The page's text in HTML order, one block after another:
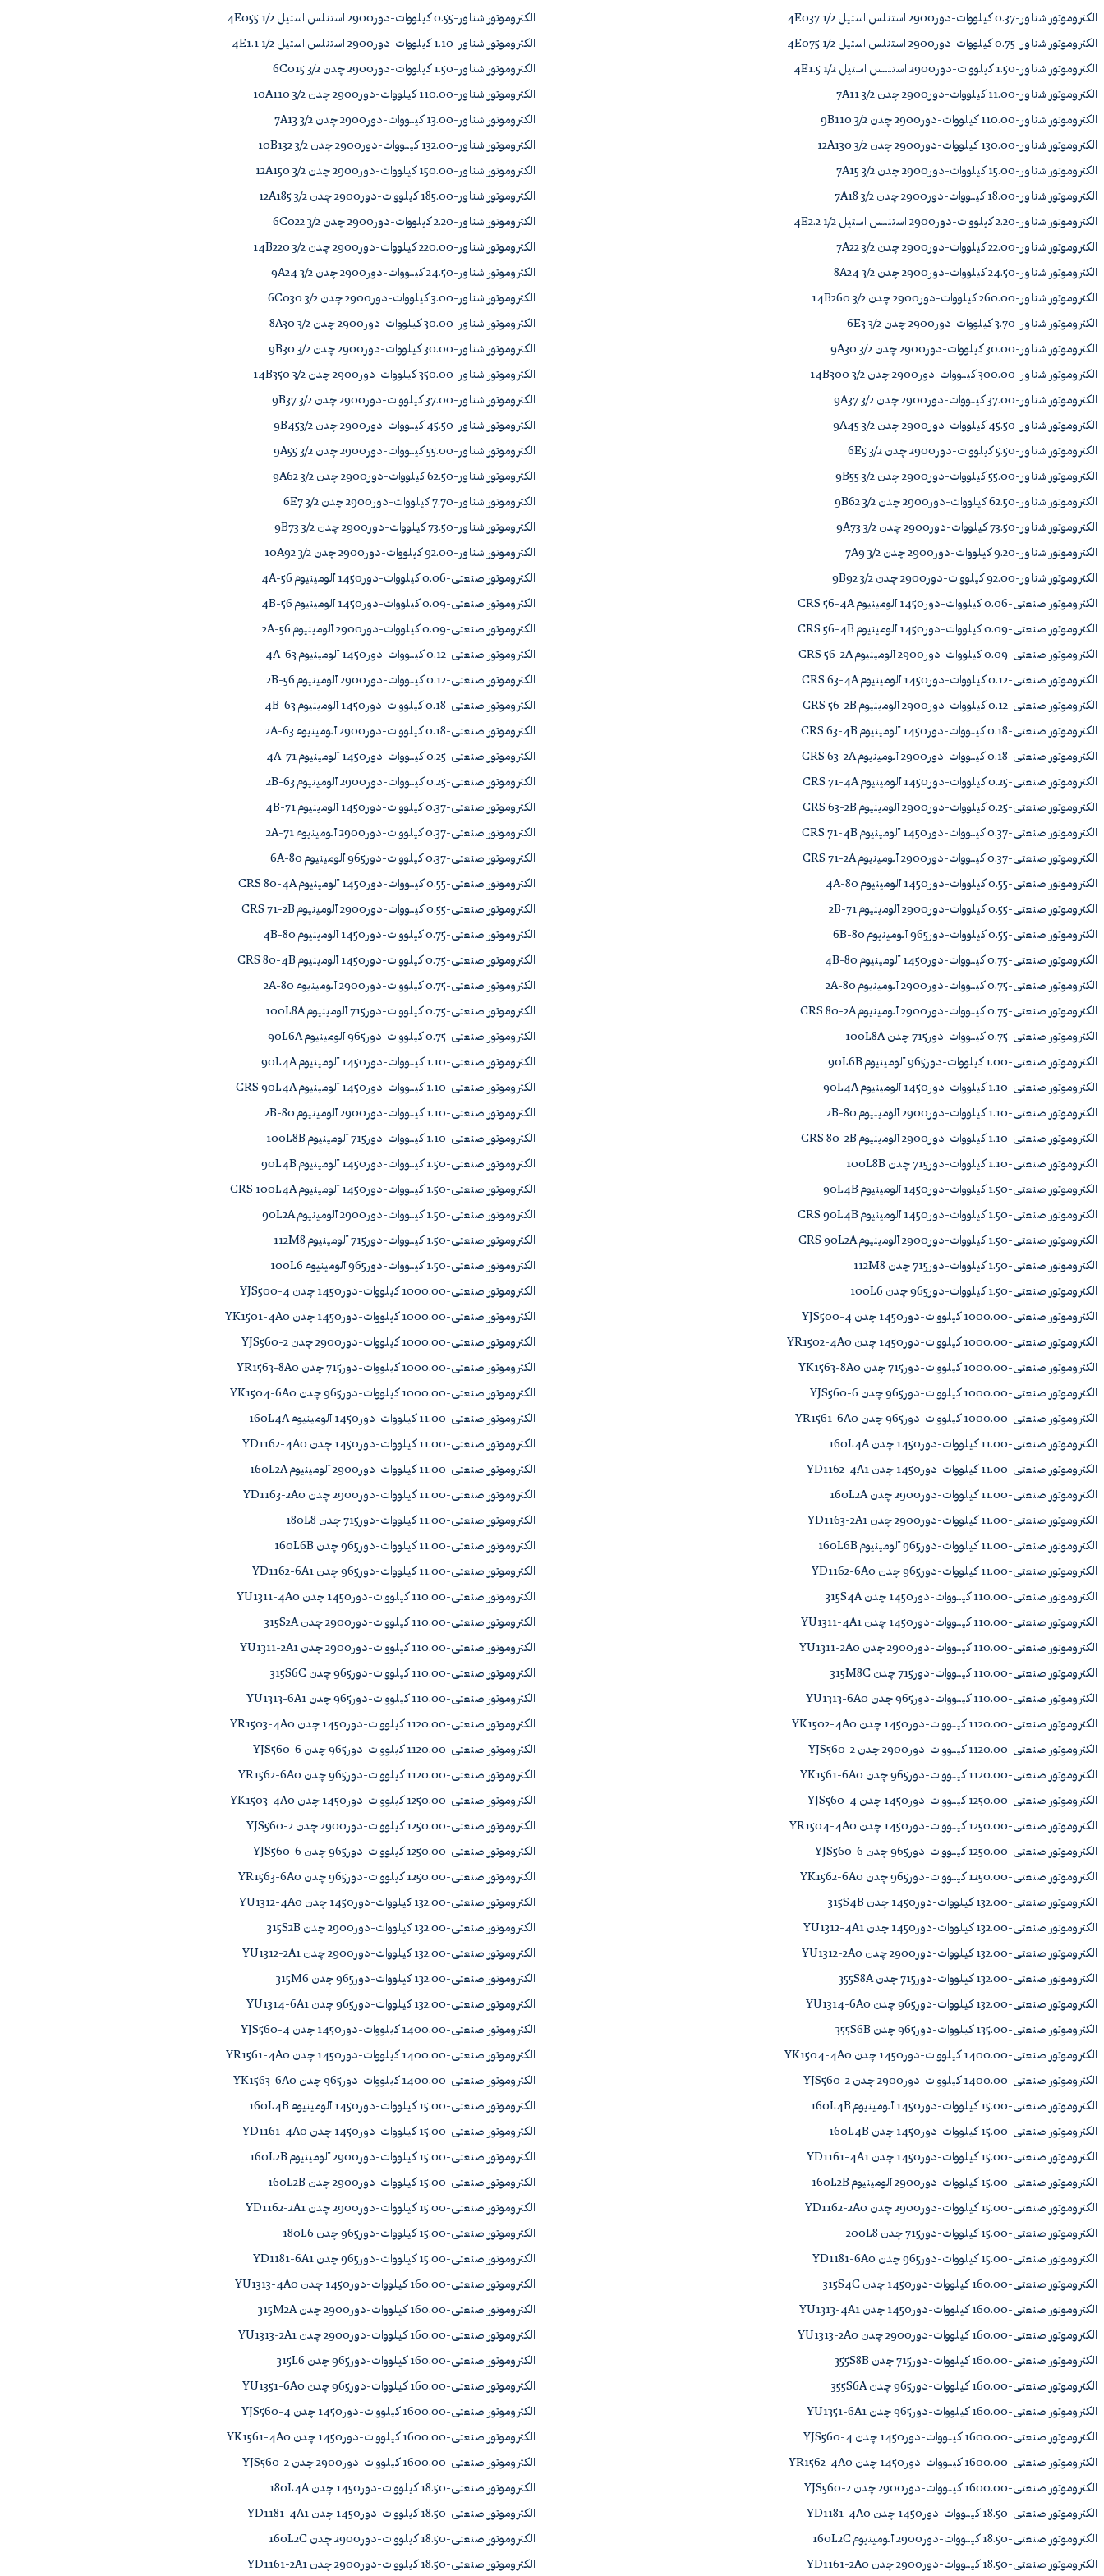
الکتروموتور شناور-0.37 کیلووات-دور2900 استنلس استیل 4E037 1/2 الکتروموتور شناور-0.55 کیلووات-دور2900 استنلس استیل 4E055 1/2
الکتروموتور شناور-0.75 کیلووات-دور2900 استنلس استیل 4E075 1/2 الکتروموتور شناور-1.10 کیلووات-دور2900 استنلس استیل 4E1.1 1/2
الکتروموتور شناور-1.50 کیلووات-دور2900 استنلس استیل 4E1.5 1/2 الکتروموتور شناور-1.50 کیلووات-دور2900 چدن 6C015 3/2
الکتروموتور شناور-11.00 کیلووات-دور2900 چدن 7A11 3/2 الکتروموتور شناور-110.00 کیلووات-دور2900 چدن 10A110 3/2
الکتروموتور شناور-110.00 کیلووات-دور2900 چدن 9B110 3/2 الکتروموتور شناور-13.00 کیلووات-دور2900 چدن 7A13 3/2
الکتروموتور شناور-130.00 کیلووات-دور2900 چدن 12A130 3/2 الکتروموتور شناور-132.00 کیلووات-دور2900 چدن 10B132 3/2
الکتروموتور شناور-15.00 کیلووات-دور2900 چدن 7A15 3/2 الکتروموتور شناور-150.00 کیلووات-دور2900 چدن 12A150 3/2
الکتروموتور شناور-18.00 کیلووات-دور2900 چدن 7A18 3/2 الکتروموتور شناور-185.00 کیلووات-دور2900 چدن 12A185 3/2
الکتروموتور شناور-2.20 کیلووات-دور2900 استنلس استیل 4E2.2 1/2 الکتروموتور شناور-2.20 کیلووات-دور2900 چدن 6C022 3/2
الکتروموتور شناور-22.00 کیلووات-دور2900 چدن 7A22 3/2 الکتروموتور شناور-220.00 کیلووات-دور2900 چدن 14B220 3/2
الکتروموتور شناور-24.50 کیلووات-دور2900 چدن 8A24 3/2 الکتروموتور شناور-24.50 کیلووات-دور2900 چدن 9A24 3/2
الکتروموتور شناور-260.00 کیلووات-دور2900 چدن 14B260 3/2 الکتروموتور شناور-3.00 کیلووات-دور2900 چدن 6C030 3/2
الکتروموتور شناور-3.70 کیلووات-دور2900 چدن 6E3 3/2 الکتروموتور شناور-30.00 کیلووات-دور2900 چدن 8A30 3/2
الکتروموتور شناور-30.00 کیلووات-دور2900 چدن 9A30 3/2 الکتروموتور شناور-30.00 کیلووات-دور2900 چدن 9B30 3/2
الکتروموتور شناور-300.00 کیلووات-دور2900 چدن 14B300 3/2 الکتروموتور شناور-350.00 کیلووات-دور2900 چدن 14B350 3/2
الکتروموتور شناور-37.00 کیلووات-دور2900 چدن 9A37 3/2 الکتروموتور شناور-37.00 کیلووات-دور2900 چدن 9B37 3/2
الکتروموتور شناور-45.50 کیلووات-دور2900 چدن 9A45 3/2 الکتروموتور شناور-45.50 کیلووات-دور2900 چدن 9B453/2
الکتروموتور شناور-5.50 کیلووات-دور2900 چدن 6E5 3/2 الکتروموتور شناور-55.00 کیلووات-دور2900 چدن 9A55 3/2
الکتروموتور شناور-55.00 کیلووات-دور2900 چدن 9B55 3/2 الکتروموتور شناور-62.50 کیلووات-دور2900 چدن 9A62 3/2
الکتروموتور شناور-62.50 کیلووات-دور2900 چدن 9B62 3/2 الکتروموتور شناور-7.70 کیلووات-دور2900 چدن 6E7 3/2
الکتروموتور شناور-73.50 کیلووات-دور2900 چدن 9A73 3/2 الکتروموتور شناور-73.50 کیلووات-دور2900 چدن 9B73 3/2
الکتروموتور شناور-9.20 کیلووات-دور2900 چدن 7A9 3/2 الکتروموتور شناور-92.00 کیلووات-دور2900 چدن 10A92 3/2
الکتروموتور شناور-92.00 کیلووات-دور2900 چدن 9B92 3/2 الکتروموتور صنعتی-0.06 کیلووات-دور1450 آلومینیوم 56-4A
الکتروموتور صنعتی-0.06 کیلووات-دور1450 آلومینیوم CRS 56-4A الکتروموتور صنعتی-0.09 کیلووات-دور1450 آلومینیوم 56-4B
الکتروموتور صنعتی-0.09 کیلووات-دور1450 آلومینیوم CRS 56-4B الکتروموتور صنعتی-0.09 کیلووات-دور2900 آلومینیوم 56-2A
الکتروموتور صنعتی-0.09 کیلووات-دور2900 آلومینیوم CRS 56-2A الکتروموتور صنعتی-0.12 کیلووات-دور1450 آلومینیوم 63-4A
الکتروموتور صنعتی-0.12 کیلووات-دور1450 آلومینیوم CRS 63-4A الکتروموتور صنعتی-0.12 کیلووات-دور2900 آلومینیوم 56-2B
الکتروموتور صنعتی-0.12 کیلووات-دور2900 آلومینیوم CRS 56-2B الکتروموتور صنعتی-0.18 کیلووات-دور1450 آلومینیوم 63-4B
الکتروموتور صنعتی-0.18 کیلووات-دور1450 آلومینیوم CRS 63-4B الکتروموتور صنعتی-0.18 کیلووات-دور2900 آلومینیوم 63-2A
الکتروموتور صنعتی-0.18 کیلووات-دور2900 آلومینیوم CRS 63-2A الکتروموتور صنعتی-0.25 کیلووات-دور1450 آلومینیوم 71-4A
الکتروموتور صنعتی-0.25 کیلووات-دور1450 آلومینیوم CRS 71-4A الکتروموتور صنعتی-0.25 کیلووات-دور2900 آلومینیوم 63-2B
الکتروموتور صنعتی-0.25 کیلووات-دور2900 آلومینیوم CRS 63-2B الکتروموتور صنعتی-0.37 کیلووات-دور1450 آلومینیوم 71-4B
الکتروموتور صنعتی-0.37 کیلووات-دور1450 آلومینیوم CRS 71-4B الکتروموتور صنعتی-0.37 کیلووات-دور2900 آلومینیوم 71-2A
الکتروموتور صنعتی-0.37 کیلووات-دور2900 آلومینیوم CRS 71-2A الکتروموتور صنعتی-0.37 کیلووات-دور965 آلومینیوم 80-6A
الکتروموتور صنعتی-0.55 کیلووات-دور1450 آلومینیوم 80-4A الکتروموتور صنعتی-0.55 کیلووات-دور1450 آلومینیوم CRS 80-4A
الکتروموتور صنعتی-0.55 کیلووات-دور2900 آلومینیوم 71-2B الکتروموتور صنعتی-0.55 کیلووات-دور2900 آلومینیوم CRS 71-2B
الکتروموتور صنعتی-0.55 کیلووات-دور965 آلومینیوم 80-6B الکتروموتور صنعتی-0.75 کیلووات-دور1450 آلومینیوم 80-4B
الکتروموتور صنعتی-0.75 کیلووات-دور1450 آلومینیوم 80-4B الکتروموتور صنعتی-0.75 کیلووات-دور1450 آلومینیوم CRS 80-4B
الکتروموتور صنعتی-0.75 کیلووات-دور2900 آلومینیوم 80-2A الکتروموتور صنعتی-0.75 کیلووات-دور2900 آلومینیوم 80-2A
الکتروموتور صنعتی-0.75 کیلووات-دور2900 آلومینیوم CRS 80-2A الکتروموتور صنعتی-0.75 کیلووات-دور715 آلومینیوم 100L8A
الکتروموتور صنعتی-0.75 کیلووات-دور715 چدن 100L8A الکتروموتور صنعتی-0.75 کیلووات-دور965 آلومینیوم 90L6A
الکتروموتور صنعتی-1.00 کیلووات-دور965 آلومینیوم 90L6B الکتروموتور صنعتی-1.10 کیلووات-دور1450 آلومینیوم 90L4A
الکتروموتور صنعتی-1.10 کیلووات-دور1450 آلومینیوم 90L4A الکتروموتور صنعتی-1.10 کیلووات-دور1450 آلومینیوم CRS 90L4A
الکتروموتور صنعتی-1.10 کیلووات-دور2900 آلومینیوم 80-2B الکتروموتور صنعتی-1.10 کیلووات-دور2900 آلومینیوم 80-2B
الکتروموتور صنعتی-1.10 کیلووات-دور2900 آلومینیوم CRS 80-2B الکتروموتور صنعتی-1.10 کیلووات-دور715 آلومینیوم 100L8B
الکتروموتور صنعتی-1.10 کیلووات-دور715 چدن 100L8B الکتروموتور صنعتی-1.50 کیلووات-دور1450 آلومینیوم 90L4B
الکتروموتور صنعتی-1.50 کیلووات-دور1450 آلومینیوم 90L4B الکتروموتور صنعتی-1.50 کیلووات-دور1450 آلومینیوم CRS 100L4A
الکتروموتور صنعتی-1.50 کیلووات-دور1450 آلومینیوم CRS 90L4B الکتروموتور صنعتی-1.50 کیلووات-دور2900 آلومینیوم 90L2A
الکتروموتور صنعتی-1.50 کیلووات-دور2900 آلومینیوم CRS 90L2A الکتروموتور صنعتی-1.50 کیلووات-دور715 آلومینیوم 112M8
الکتروموتور صنعتی-1.50 کیلووات-دور715 چدن 112M8 الکتروموتور صنعتی-1.50 کیلووات-دور965 آلومینیوم 100L6
الکتروموتور صنعتی-1.50 کیلووات-دور965 چدن 100L6 الکتروموتور صنعتی-1000.00 کیلووات-دور1450 چدن YJS500-4
الکتروموتور صنعتی-1000.00 کیلووات-دور1450 چدن YJS500-4 الکتروموتور صنعتی-1000.00 کیلووات-دور1450 چدن YK1501-4A0
الکتروموتور صنعتی-1000.00 کیلووات-دور1450 چدن YR1502-4A0 الکتروموتور صنعتی-1000.00 کیلووات-دور2900 چدن YJS560-2
الکتروموتور صنعتی-1000.00 کیلووات-دور715 چدن YK1563-8A0 الکتروموتور صنعتی-1000.00 کیلووات-دور715 چدن YR1563-8A0
الکتروموتور صنعتی-1000.00 کیلووات-دور965 چدن YJS560-6 الکتروموتور صنعتی-1000.00 کیلووات-دور965 چدن YK1504-6A0
الکتروموتور صنعتی-1000.00 کیلووات-دور965 چدن YR1561-6A0 الکتروموتور صنعتی-11.00 کیلووات-دور1450 آلومینیوم 160L4A
الکتروموتور صنعتی-11.00 کیلووات-دور1450 چدن 160L4A الکتروموتور صنعتی-11.00 کیلووات-دور1450 چدن YD1162-4A0
الکتروموتور صنعتی-11.00 کیلووات-دور1450 چدن YD1162-4A1 الکتروموتور صنعتی-11.00 کیلووات-دور2900 آلومینیوم 160L2A
الکتروموتور صنعتی-11.00 کیلووات-دور2900 چدن 160L2A الکتروموتور صنعتی-11.00 کیلووات-دور2900 چدن YD1163-2A0
الکتروموتور صنعتی-11.00 کیلووات-دور2900 چدن YD1163-2A1 الکتروموتور صنعتی-11.00 کیلووات-دور715 چدن 180L8
الکتروموتور صنعتی-11.00 کیلووات-دور965 آلومینیوم 160L6B الکتروموتور صنعتی-11.00 کیلووات-دور965 چدن 160L6B
الکتروموتور صنعتی-11.00 کیلووات-دور965 چدن YD1162-6A0 الکتروموتور صنعتی-11.00 کیلووات-دور965 چدن YD1162-6A1
الکتروموتور صنعتی-110.00 کیلووات-دور1450 چدن 315S4A الکتروموتور صنعتی-110.00 کیلووات-دور1450 چدن YU1311-4A0
الکتروموتور صنعتی-110.00 کیلووات-دور1450 چدن YU1311-4A1 الکتروموتور صنعتی-110.00 کیلووات-دور2900 چدن 315S2A
الکتروموتور صنعتی-110.00 کیلووات-دور2900 چدن YU1311-2A0 الکتروموتور صنعتی-110.00 کیلووات-دور2900 چدن YU1311-2A1
الکتروموتور صنعتی-110.00 کیلووات-دور715 چدن 315M8C الکتروموتور صنعتی-110.00 کیلووات-دور965 چدن 315S6C
الکتروموتور صنعتی-110.00 کیلووات-دور965 چدن YU1313-6A0 الکتروموتور صنعتی-110.00 کیلووات-دور965 چدن YU1313-6A1
الکتروموتور صنعتی-1120.00 کیلووات-دور1450 چدن YK1502-4A0 الکتروموتور صنعتی-1120.00 کیلووات-دور1450 چدن YR1503-4A0
الکتروموتور صنعتی-1120.00 کیلووات-دور2900 چدن YJS560-2 الکتروموتور صنعتی-1120.00 کیلووات-دور965 چدن YJS560-6
الکتروموتور صنعتی-1120.00 کیلووات-دور965 چدن YK1561-6A0 الکتروموتور صنعتی-1120.00 کیلووات-دور965 چدن YR1562-6A0
الکتروموتور صنعتی-1250.00 کیلووات-دور1450 چدن YJS560-4 الکتروموتور صنعتی-1250.00 کیلووات-دور1450 چدن YK1503-4A0
الکتروموتور صنعتی-1250.00 کیلووات-دور1450 چدن YR1504-4A0 الکتروموتور صنعتی-1250.00 کیلووات-دور2900 چدن YJS560-2
الکتروموتور صنعتی-1250.00 کیلووات-دور965 چدن YJS560-6 الکتروموتور صنعتی-1250.00 کیلووات-دور965 چدن YJS560-6
الکتروموتور صنعتی-1250.00 کیلووات-دور965 چدن YK1562-6A0 الکتروموتور صنعتی-1250.00 کیلووات-دور965 چدن YR1563-6A0
الکتروموتور صنعتی-132.00 کیلووات-دور1450 چدن 315S4B الکتروموتور صنعتی-132.00 کیلووات-دور1450 چدن YU1312-4A0
الکتروموتور صنعتی-132.00 کیلووات-دور1450 چدن YU1312-4A1 الکتروموتور صنعتی-132.00 کیلووات-دور2900 چدن 315S2B
الکتروموتور صنعتی-132.00 کیلووات-دور2900 چدن YU1312-2A0 الکتروموتور صنعتی-132.00 کیلووات-دور2900 چدن YU1312-2A1
الکتروموتور صنعتی-132.00 کیلووات-دور715 چدن 355S8A الکتروموتور صنعتی-132.00 کیلووات-دور965 چدن 315M6
الکتروموتور صنعتی-132.00 کیلووات-دور965 چدن YU1314-6A0 الکتروموتور صنعتی-132.00 کیلووات-دور965 چدن YU1314-6A1
الکتروموتور صنعتی-135.00 کیلووات-دور965 چدن 355S6B الکتروموتور صنعتی-1400.00 کیلووات-دور1450 چدن YJS560-4
الکتروموتور صنعتی-1400.00 کیلووات-دور1450 چدن YK1504-4A0 الکتروموتور صنعتی-1400.00 کیلووات-دور1450 چدن YR1561-4A0
الکتروموتور صنعتی-1400.00 کیلووات-دور2900 چدن YJS560-2 الکتروموتور صنعتی-1400.00 کیلووات-دور965 چدن YK1563-6A0
الکتروموتور صنعتی-15.00 کیلووات-دور1450 آلومینیوم 160L4B الکتروموتور صنعتی-15.00 کیلووات-دور1450 آلومینیوم 160L4B
الکتروموتور صنعتی-15.00 کیلووات-دور1450 چدن 160L4B الکتروموتور صنعتی-15.00 کیلووات-دور1450 چدن YD1161-4A0
الکتروموتور صنعتی-15.00 کیلووات-دور1450 چدن YD1161-4A1 الکتروموتور صنعتی-15.00 کیلووات-دور2900 آلومینیوم 160L2B
الکتروموتور صنعتی-15.00 کیلووات-دور2900 آلومینیوم 160L2B الکتروموتور صنعتی-15.00 کیلووات-دور2900 چدن 160L2B
الکتروموتور صنعتی-15.00 کیلووات-دور2900 چدن YD1162-2A0 الکتروموتور صنعتی-15.00 کیلووات-دور2900 چدن YD1162-2A1
الکتروموتور صنعتی-15.00 کیلووات-دور715 چدن 200L8 الکتروموتور صنعتی-15.00 کیلووات-دور965 چدن 180L6
الکتروموتور صنعتی-15.00 کیلووات-دور965 چدن YD1181-6A0 الکتروموتور صنعتی-15.00 کیلووات-دور965 چدن YD1181-6A1
الکتروموتور صنعتی-160.00 کیلووات-دور1450 چدن 315S4C الکتروموتور صنعتی-160.00 کیلووات-دور1450 چدن YU1313-4A0
الکتروموتور صنعتی-160.00 کیلووات-دور1450 چدن YU1313-4A1 الکتروموتور صنعتی-160.00 کیلووات-دور2900 چدن 315M2A
الکتروموتور صنعتی-160.00 کیلووات-دور2900 چدن YU1313-2A0 الکتروموتور صنعتی-160.00 کیلووات-دور2900 چدن YU1313-2A1
الکتروموتور صنعتی-160.00 کیلووات-دور715 چدن 355S8B الکتروموتور صنعتی-160.00 کیلووات-دور965 چدن 315L6
الکتروموتور صنعتی-160.00 کیلووات-دور965 چدن 355S6A الکتروموتور صنعتی-160.00 کیلووات-دور965 چدن YU1351-6A0
الکتروموتور صنعتی-160.00 کیلووات-دور965 چدن YU1351-6A1 الکتروموتور صنعتی-1600.00 کیلووات-دور1450 چدن YJS560-4
الکتروموتور صنعتی-1600.00 کیلووات-دور1450 چدن YJS560-4 الکتروموتور صنعتی-1600.00 کیلووات-دور1450 چدن YK1561-4A0
الکتروموتور صنعتی-1600.00 کیلووات-دور1450 چدن YR1562-4A0 الکتروموتور صنعتی-1600.00 کیلووات-دور2900 چدن YJS560-2
الکتروموتور صنعتی-1600.00 کیلووات-دور2900 چدن YJS560-2 الکتروموتور صنعتی-18.50 کیلووات-دور1450 چدن 180L4A
الکتروموتور صنعتی-18.50 کیلووات-دور1450 چدن YD1181-4A0 الکتروموتور صنعتی-18.50 کیلووات-دور1450 چدن YD1181-4A1
الکتروموتور صنعتی-18.50 کیلووات-دور2900 آلومینیوم 160L2C الکتروموتور صنعتی-18.50 کیلووات-دور2900 چدن 160L2C
الکتروموتور صنعتی-18.50 کیلووات-دور2900 چدن YD1161-2A0 الکتروموتور صنعتی-18.50 کیلووات-دور2900 چدن YD1161-2A1